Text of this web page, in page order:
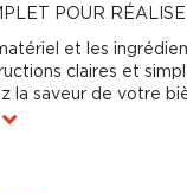
POUR
et les
claires et
la saveur de votre